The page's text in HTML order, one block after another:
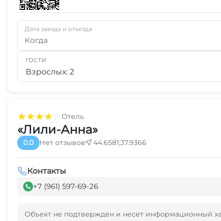
★★★★☆Отель
«Лили-Анна»
0.0 Нет отзывов 44.6581;37.9366
Контакты
+7 (961) 597-69-26
Объект не подтвержден и несет информационный
Дата заезда и отъезда
Когда
ГОСТИ
Взрослых: 2